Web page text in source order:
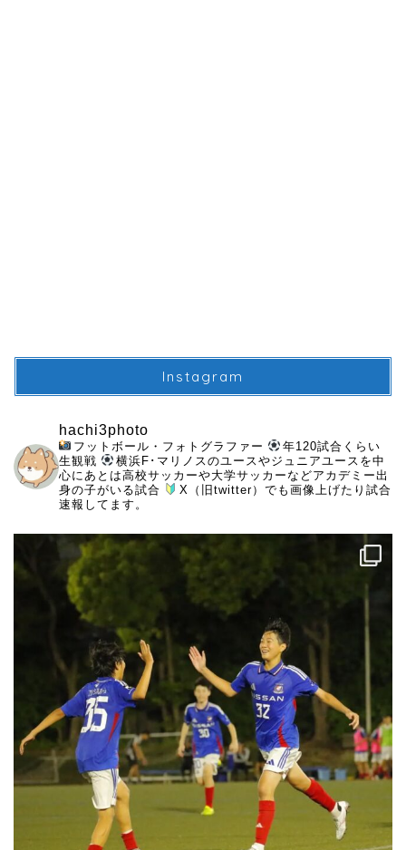
Instagram
hachi3photo
フットボール・フォトグラファー
年120試合くらい
生観戦
横浜F･マリノスのユースやジュニアユースを中
心にあとは高校サッカーや大学サッカーなどアカデミー出
身の子がいる試合
X（旧twitter）でも画像上げたり試合
速報してます。